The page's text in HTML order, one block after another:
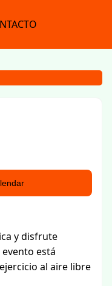
y disfrute
está
al aire libre